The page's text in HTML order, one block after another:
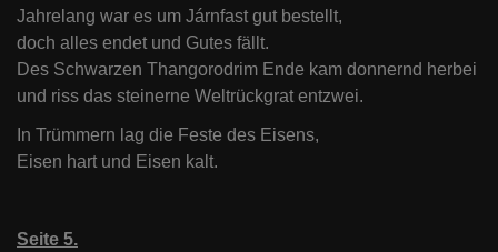
Jahrelang war es um Járnfast gut bestellt,
doch alles endet und Gutes fällt.
Des Schwarzen Thangorodrim Ende kam donnernd herbei
und riss das steinerne Weltrückgrat entzwei.
In Trümmern lag die Feste des Eisens,
Eisen hart und Eisen kalt.
Seite 5.